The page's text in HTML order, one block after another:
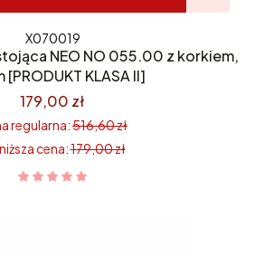
X070019
NEO NO 055.00 z korkiem,
[PRODUKT KLASA II]
179,00 zł
regularna:516,60 zł
cena:179,00 zł